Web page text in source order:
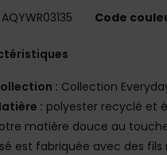
AQYWR03135 Code
: Collection
: polyester recyclé et
matière douce au
est fabriquée avec des